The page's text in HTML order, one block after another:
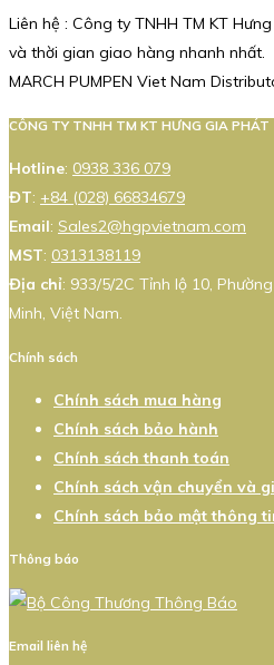
Liên hệ : Công ty TNHH TM KT
và thời gian giao hàng nhanh nhất.
MARCH PUMPEN Viet Nam
CÔNG TY TNHH TM KT HƯNG GIA PHÁT
Hotline: 0938 336 079
ĐT: +84 (028) 66834679
Email: Sales2@hgpvietnam.com
MST: 0313138119
Địa chỉ: 933/5/2C Tỉnh lộ 10,
Minh, Việt Nam.
Chính sách
Chính sách mua hàng
Chính sách bảo hành
Chính sách thanh toán
Chính sách vận chuyển và
Chính sách bảo mật thông
Thông báo
Email liên hệ